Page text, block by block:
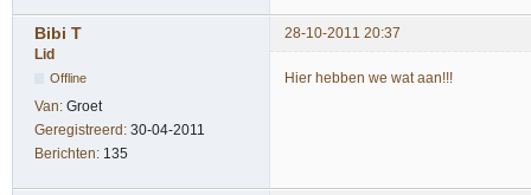
Bibi T
28-10-2011 20:37
Lid
Offline
Van: Groet
Geregistreerd: 30-04-2011
Berichten: 135
Hier hebben we wat aan!!!